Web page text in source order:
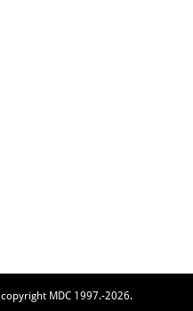
copyright MDC 1997.-2026.